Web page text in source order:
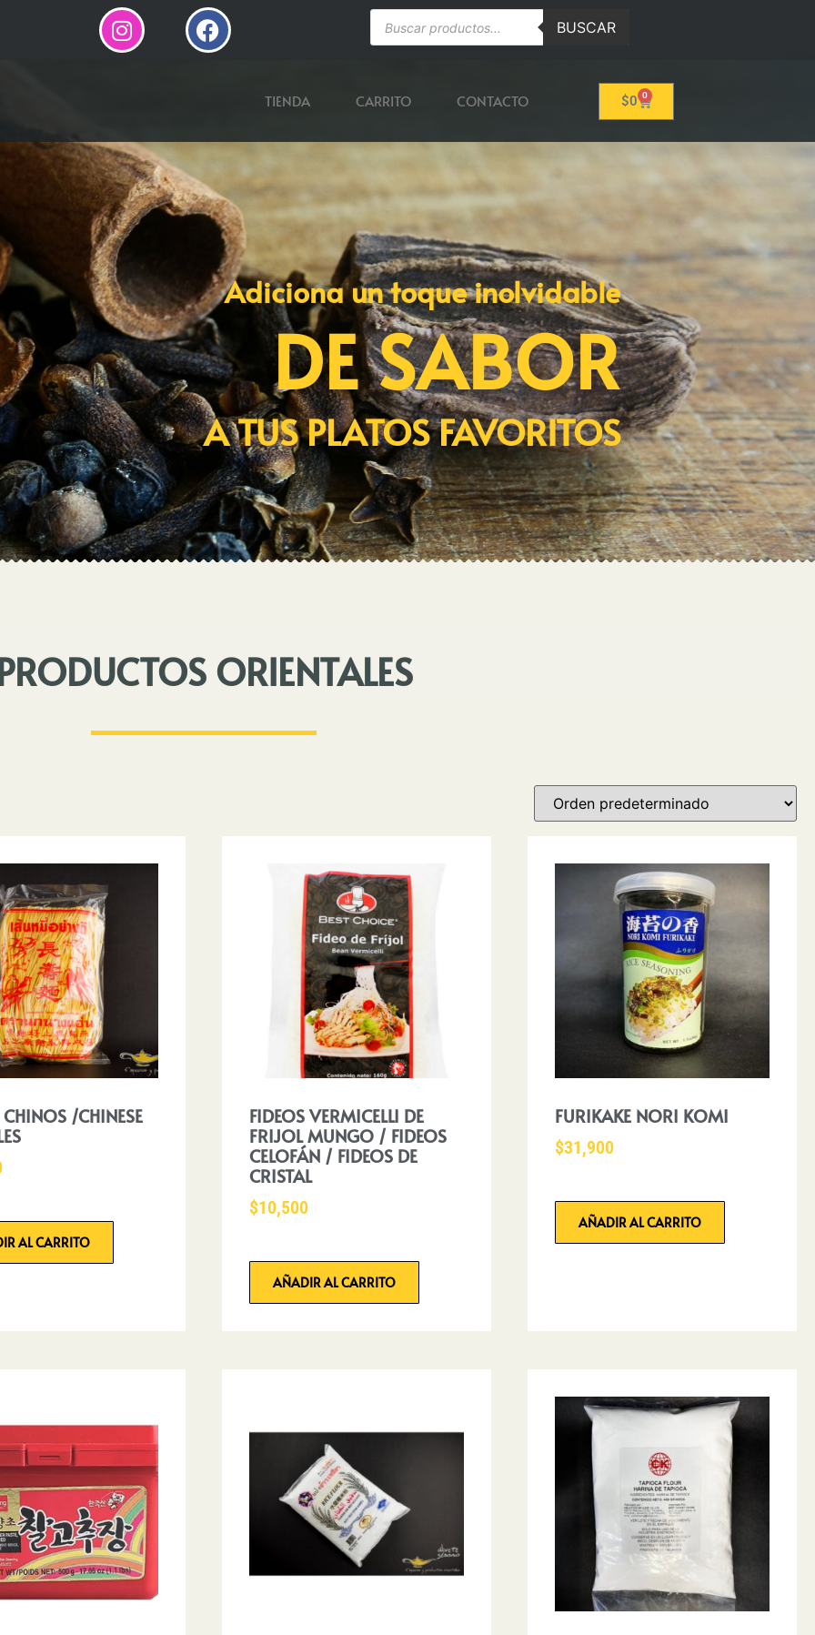
BUSCAR
TIENDA CARRITO CONTACTO $0 0
Adiciona un toque inolvidable
DE SABOR
A TUS PLATOS FAVORITOS
ORIENTALES
CHINOS /CHINESE
AL CARRITO
FIDEOS VERMICELLI DE
FRIJOL MUNGO / FIDEOS
CELOFÁN / FIDEOS DE
CRISTAL
$10,500
AÑADIR AL CARRITO
FURIKAKE NORI KOMI
$31,900
AÑADIR AL CARRITO